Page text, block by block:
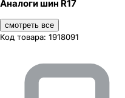
Аналоги шин R17
смотреть все
Код товара: 1918091